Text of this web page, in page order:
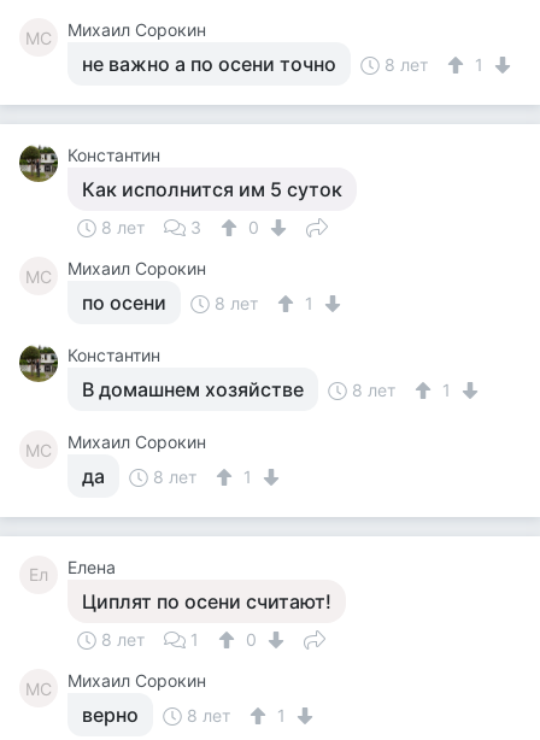
МС Михаил Сорокин
не важно а по осени точно 8 лет 1
Константин
Как исполнится им 5 суток
8 лет 3 0
МС Михаил Сорокин
по осени 8 лет 1
Константин
В домашнем хозяйстве 8 лет 1
МС Михаил Сорокин
да 8 лет 1
Ел Елена
Циплят по осени считают!
8 лет 1 0
МС Михаил Сорокин
верно 8 лет 1